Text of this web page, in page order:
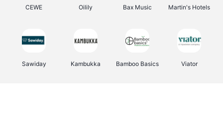
CEWE Oilily Bax Music Martin's Hotels
Sawiday Kambukka Bamboo Basics Viator